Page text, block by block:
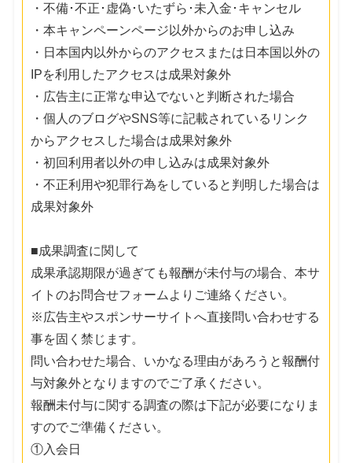
・不備･不正･虚偽･いたずら･未入金･キャンセル
・本キャンペーンページ以外からのお申し込み
・日本国内以外からのアクセスまたは日本国以外の
IPを利用したアクセスは成果対象外
・広告主に正常な申込でないと判断された場合
・個人のブログやSNS等に記載されているリンク
からアクセスした場合は成果対象外
・初回利用者以外の申し込みは成果対象外
・不正利用や犯罪行為をしていると判明した場合は
成果対象外
■成果調査に関して
成果承認期限が過ぎても報酬が未付与の場合、本サ
イトのお問合せフォームよりご連絡ください。
※広告主やスポンサーサイトへ直接問い合わせする
事を固く禁じます。
問い合わせた場合、いかなる理由があろうと報酬付
与対象外となりますのでご了承ください。
報酬未付与に関する調査の際は下記が必要になりま
すのでご準備ください。
①入会日